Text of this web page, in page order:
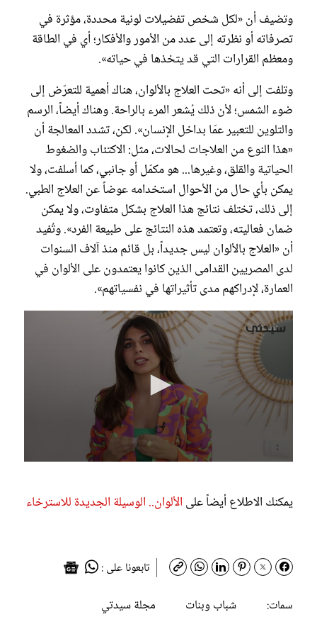
وتضيف أن «لكل شخص تفضيلات لونية محددة، مؤثرة في
تصرفاته أو نظرته إلى عدد من الأمور والأفكار؛ أي في الطاقة
ومعظم القرارات التي قد يتخذها في حياته».
وتلفت إلى أنه «تحت العلاج بالألوان، هناك أهمية للتعرّض إلى
ضوء الشمس؛ لأن ذلك يُشعر المرء بالراحة. وهناك أيضاً، الرسم
والتلوين للتعبير عمّا بداخل الإنسان». لكن، تشدد المعالجة أن
«هذا النوع من العلاجات لحالات، مثل: الاكتئاب والضغوط
الحياتية والقلق، وغيرها... هو مكمّل أو جانبي، كما أسلفت، ولا
يمكن بأي حال من الأحوال استخدامه عوضاً عن العلاج الطبي.
إلى ذلك، تختلف نتائج هذا العلاج بشكل متفاوت، ولا يمكن
ضمان فعاليته، وتعتمد هذه النتائج على طبيعة الفرد». وتُفيد
أن «العلاج بالألوان ليس جديداً، بل قائم منذ آلاف السنوات
لدى المصريين القدامى الذين كانوا يعتمدون على الألوان في
العمارة، لإدراكهم مدى تأثيراتها في نفسياتهم».
2
minutes,
يمكنك الاطلاع أيضاً على الألوان.. الوسيلة الجديدة للاسترخاء
تابعونا على :
سمات:
شباب وبنات
مجلة سيدتي